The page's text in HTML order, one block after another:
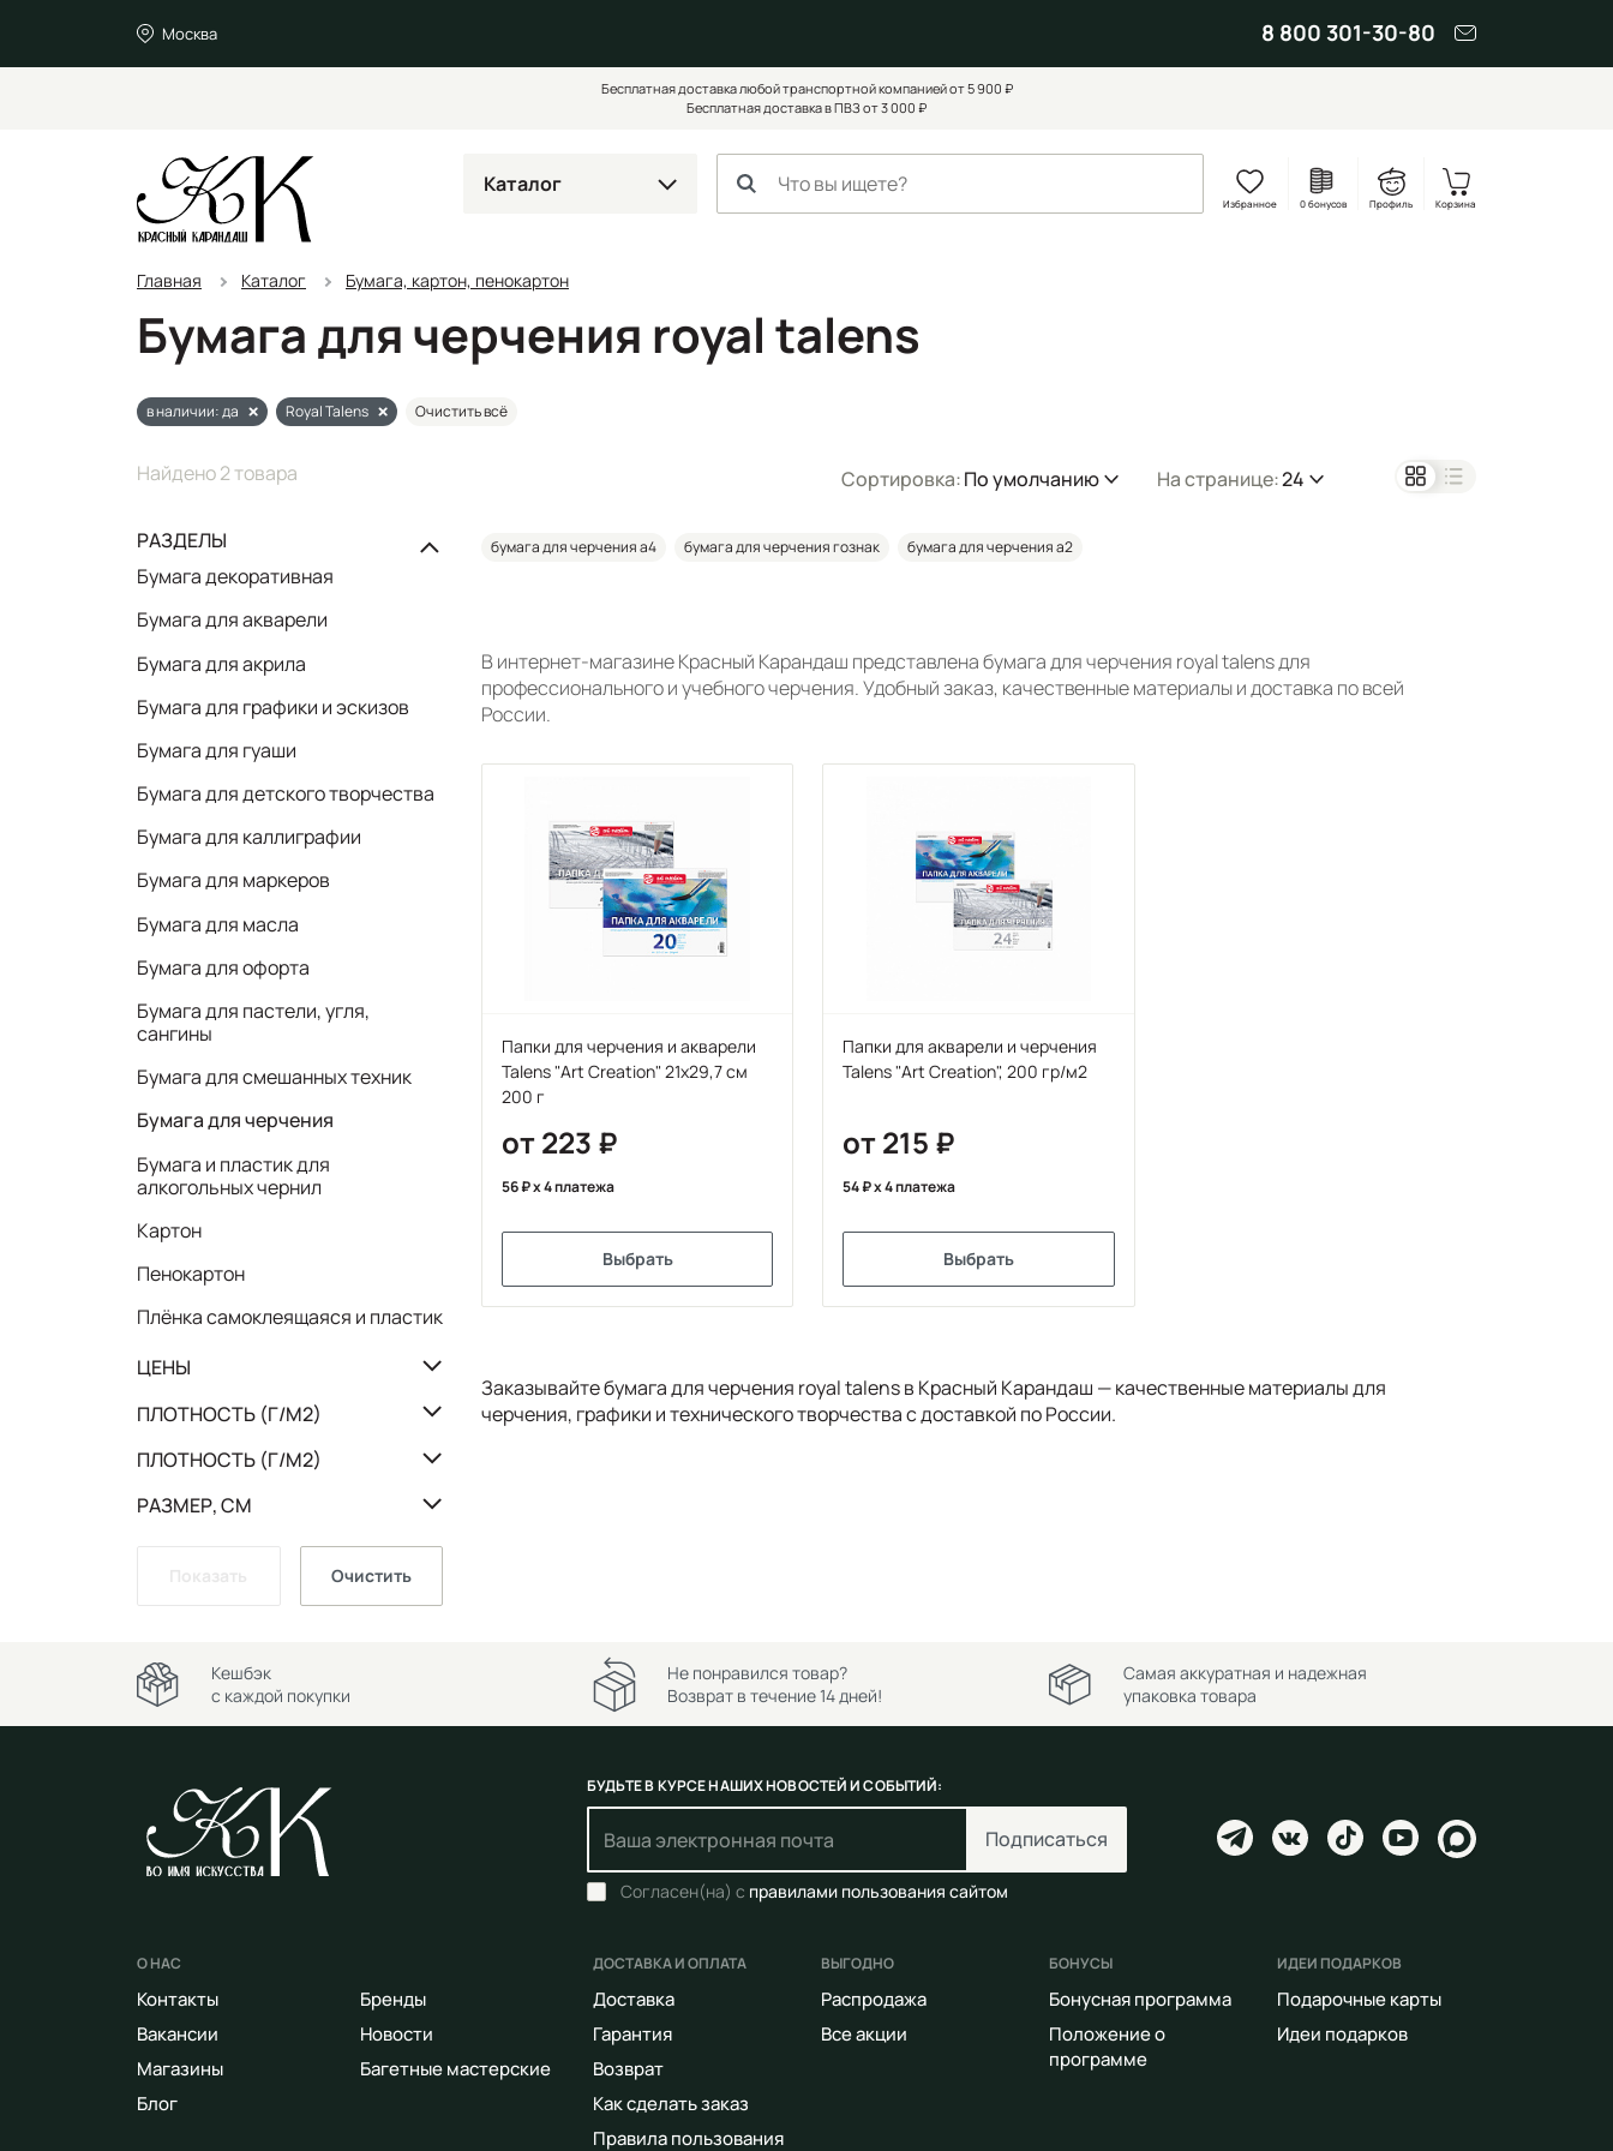
Москва 8 800 301-30-80
Бесплатная доставка любой транспортной компанией от 5 900 ₽
Бесплатная доставка в ПВЗ от 3 000 ₽
Каталог
Избранное 0 бонусов Профиль Корзина
Главная Каталог Бумага, картон, пенокартон
Бумага для черчения royal talens
в наличии: да Royal Talens Очистить всё
Найдено 2 товара Сортировка:По умолчанию На странице:24
РАЗДЕЛЫ
Бумага декоративная
Бумага для акварели
Бумага для акрила
Бумага для графики и эскизов
Бумага для гуаши
Бумага для детского творчества
Бумага для каллиграфии
Бумага для маркеров
Бумага для масла
Бумага для офорта
Бумага для пастели, угля,
сангины
Бумага для смешанных техник
Бумага для черчения
Бумага и пластик для
алкогольных чернил
Картон
Пенокартон
Плёнка самоклеящаяся и пластик
ЦЕНЫ
ПЛОТНОСТЬ (Г/М2)
ПЛОТНОСТЬ (Г/М2)
РАЗМЕР, СМ
Очистить
бумага для черчения а4 бумага для черчения гознак бумага для черчения а2
В интернет-магазине Красный Карандаш представлена бумага для черчения royal talens для
профессионального и учебного черчения. Удобный заказ, качественные материалы и доставка по всей
России.
Папки для черчения и акварели
Talens "Art Creation" 21х29,7 см
200 г
от 223
56 x 4 платежа
Выбрать
Папки для акварели и черчения
Talens "Art Creation", 200 гр/м2
от 215
54 x 4 платежа
Выбрать
Заказывайте бумага для черчения royal talens в Красный Карандаш — качественные материалы для
черчения, графики и технического творчества с доставкой по России.
Кешбэк
с каждой покупки
Не понравился товар?
Возврат в течение 14 дней!
Самая аккуратная и надежная
упаковка товара
БУДЬТЕ В КУРСЕ НАШИХ НОВОСТЕЙ И СОБЫТИЙ:
Подписаться
Согласен(на) с правилами пользования сайтом
О НАС
Контакты
Вакансии
Магазины
Блог
Бренды
Новости
Багетные мастерские
ДОСТАВКА И ОПЛАТА
Доставка
Гарантия
Возврат
Как сделать заказ
Правила пользования
ВЫГОДНО
Распродажа
Все акции
БОНУСЫ
Бонусная программа
Положение о
программе
ИДЕИ ПОДАРКОВ
Подарочные карты
Идеи подарков